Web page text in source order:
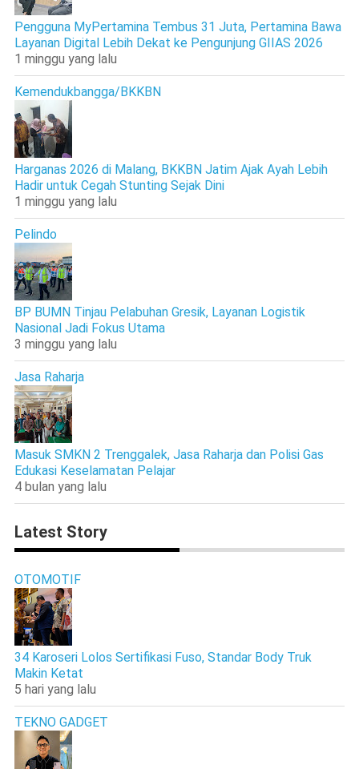
Pengguna MyPertamina Tembus 31 Juta, Pertamina Bawa
Layanan Digital Lebih Dekat ke Pengunjung GIIAS 2026
1 minggu yang lalu
Kemendukbangga/BKKBN
Harganas 2026 di Malang, BKKBN Jatim Ajak Ayah Lebih
Hadir untuk Cegah Stunting Sejak Dini
1 minggu yang lalu
Pelindo
BP BUMN Tinjau Pelabuhan Gresik, Layanan Logistik
Nasional Jadi Fokus Utama
3 minggu yang lalu
Jasa Raharja
Masuk SMKN 2 Trenggalek, Jasa Raharja dan Polisi Gas
Edukasi Keselamatan Pelajar
4 bulan yang lalu
Latest Story
OTOMOTIF
34 Karoseri Lolos Sertifikasi Fuso, Standar Body Truk
Makin Ketat
5 hari yang lalu
TEKNO GADGET